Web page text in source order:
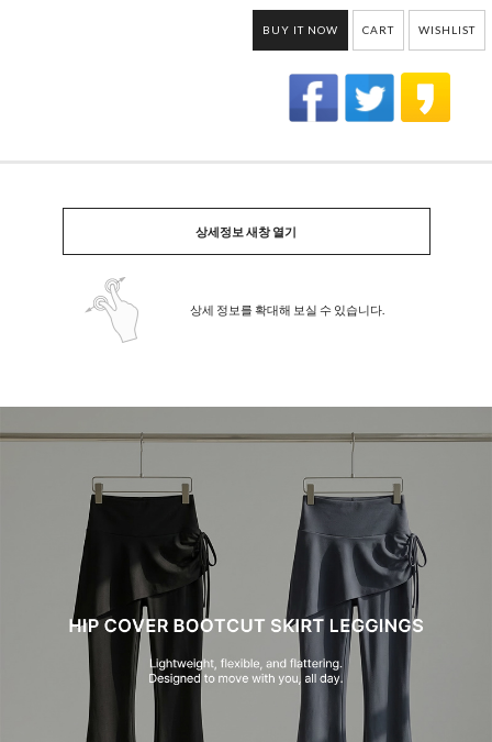
BUY IT NOW CART WISHLIST
상세정보 새창 열기
상세 정보를 확대해 보실 수 있습니다.